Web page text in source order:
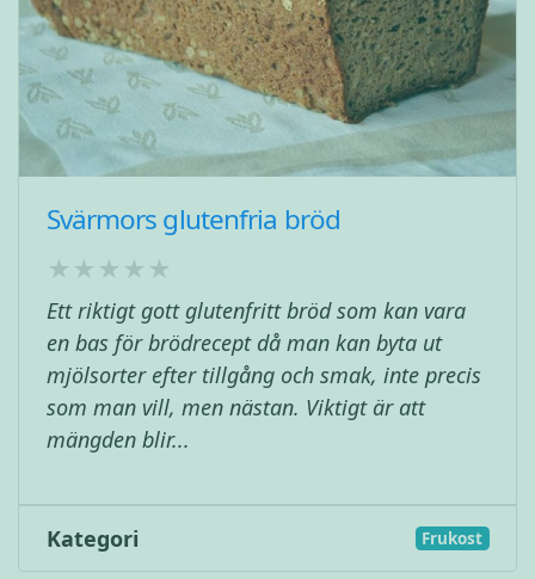
Svärmors glutenfria bröd
Ett riktigt gott glutenfritt bröd som kan vara
en bas för brödrecept då man kan byta ut
mjölsorter efter tillgång och smak, inte precis
som man vill, men nästan. Viktigt är att
mängden blir...
Kategori Frukost